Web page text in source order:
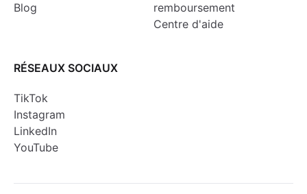
Blog
remboursement
Centre d'aide
RÉSEAUX SOCIAUX
TikTok
Instagram
LinkedIn
YouTube